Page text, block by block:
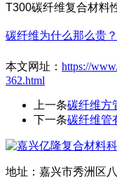
T300碳纤维复合材料
碳纤维为什么那么贵？
本文网址： https://
362.html
上一条碳纤维方
下一条碳纤维管
地址：嘉兴市秀洲区